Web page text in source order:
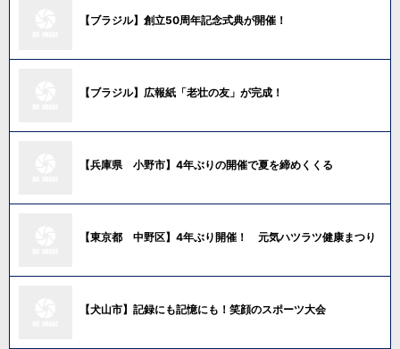
【ブラジル】創立50周年記念式典が開催！
【ブラジル】広報紙「老壮の友」が完成！
【兵庫県 小野市】4年ぶりの開催で夏を締めくくる
【東京都 中野区】4年ぶり開催！ 元気ハツラツ健康まつり
【犬山市】記録にも記憶にも！笑顔のスポーツ大会